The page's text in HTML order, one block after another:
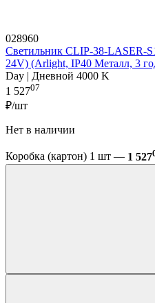
028960
Светильник CLIP-38-LASER-
24V) (Arlight, IP40 Металл, 3
Day | Дневной 4000 K
1 52707
₽/шт
Нет в наличии
Коробка (картон) 1 шт — 1 527